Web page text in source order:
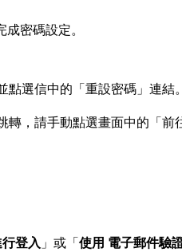
密碼設定。
選信中的「重設密碼」連結。
，請手動點選畫面中的「前
登入 」或「 使用 電子郵件驗